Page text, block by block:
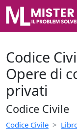
Codice
Opere di
privati
Codice Civile
Codice Civile